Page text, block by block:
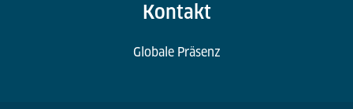
Kontakt
Globale Präsenz